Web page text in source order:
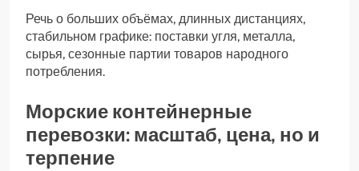
Речь о больших объёмах, длинных дистанциях,
стабильном графике: поставки угля, металла,
сырья, сезонные партии товаров народного
потребления.
Морские контейнерные
перевозки: масштаб, цена, но и
терпение